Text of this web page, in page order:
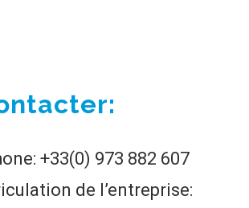
+33(0) 973 882 607
de l’entreprise: